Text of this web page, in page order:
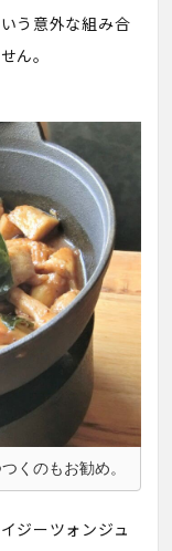
う意外な組み合
ん。
くのもお勧め。
ジーツォンジュ